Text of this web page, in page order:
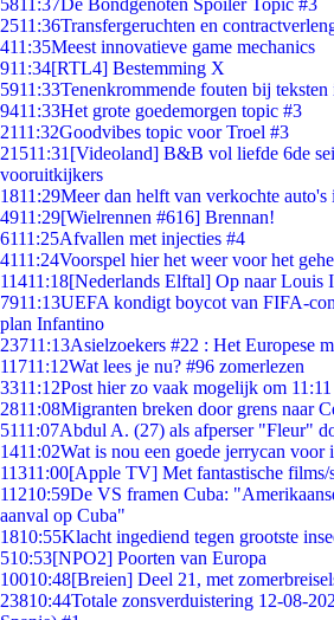
5811:37De Bondgenoten Spoiler Topic #3
2511:36Transfergeruchten en
411:35Meest innovatieve game mechanics
911:34[RTL4] Bestemming X
5911:33Tenenkrommende fouten bij
9411:33Het grote goedemorgen topic #3
2111:32Goodvibes topic voor Troel #3
21511:31 [Videoland] B&B vol liefde 6de
vooruitkijkers
1811:29Meer dan helft van verkochte auto's
4911:29[Wielrennen #616] Brennan!
6111:25Afvallen met injecties #4
4111:24Voorspel hier het weer voor het
11411:18[Nederlands Elftal] Op naar Louis
7911:13UEFA kondigt boycot van FIFA-
plan Infantino
23711:13Asielzoekers #22 : Het Europese
11711:12Wat lees je nu? #96 zomerlezen
3311:12Post hier zo vaak mogelijk om 11:11
2811:08Migranten breken door grens naar
5111:07Abdul A. (27) als afperser "Fleur"
1411:02Wat is nou een goede jerrycan voor
11311:00[Apple TV] Met fantastische films/
11210:59De VS framen Cuba:
aanval op Cuba"
1810:55Klacht ingediend tegen grootste
510:53[NPO2] Poorten van Europa
10010:48[Breien] Deel 21, met
23810:44Totale zonsverduistering 12-08-